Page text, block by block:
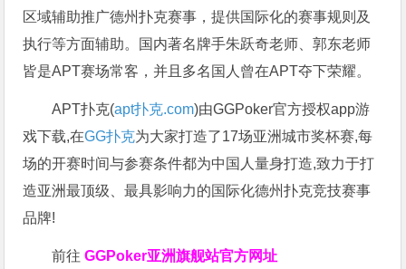
区域辅助推广德州扑克赛事，提供国际化的赛事规则及
执行等方面辅助。国内著名牌手朱跃奇老师、郭东老师
皆是APT赛场常客，并且多名国人曾在APT夺下荣耀。
APT扑克(apt扑克.com)由GGPoker官方授权app游
戏下载,在GG扑克为大家打造了17场亚洲城市奖杯赛,每
场的开赛时间与参赛条件都为中国人量身打造,致力于打
造亚洲最顶级、最具影响力的国际化德州扑克竞技赛事
品牌!
前往GGPoker亚洲旗舰站官方网址